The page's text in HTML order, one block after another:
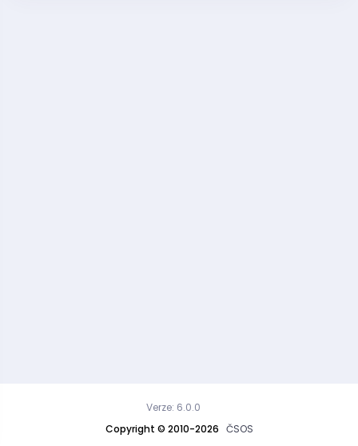
Copyright © 2010-2026 ČSOS
Verze: 6.0.0